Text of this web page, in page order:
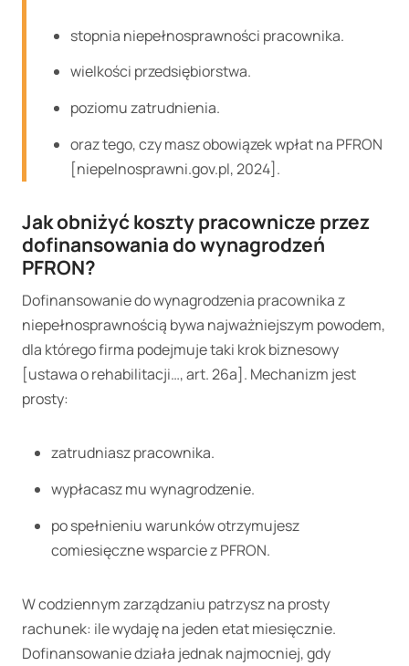
stopnia niepełnosprawności pracownika.
wielkości przedsiębiorstwa.
poziomu zatrudnienia.
oraz tego, czy masz obowiązek wpłat na PFRON
[niepelnosprawni.gov.pl, 2024].
Jak obniżyć koszty pracownicze przez
dofinansowania do wynagrodzeń
PFRON?
Dofinansowanie do wynagrodzenia pracownika z
niepełnosprawnością bywa najważniejszym powodem,
dla którego firma podejmuje taki krok biznesowy
[ustawa o rehabilitacji…, art. 26a]. Mechanizm jest
prosty:
zatrudniasz pracownika.
wypłacasz mu wynagrodzenie.
po spełnieniu warunków otrzymujesz
comiesięczne wsparcie z PFRON.
W codziennym zarządzaniu patrzysz na prosty
rachunek: ile wydaję na jeden etat miesięcznie.
Dofinansowanie działa jednak najmocniej, gdy